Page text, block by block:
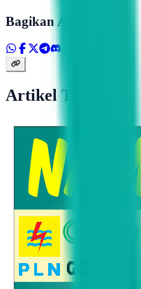
Bagikan Artikel
Artikel Terkait